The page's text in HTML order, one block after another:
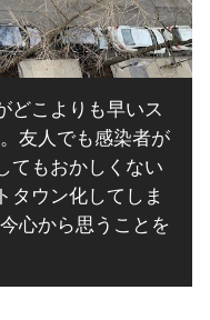
どこよりも早いス
友人でも感染者が
てもおかしくない
タウン化してしま
心から思うことを